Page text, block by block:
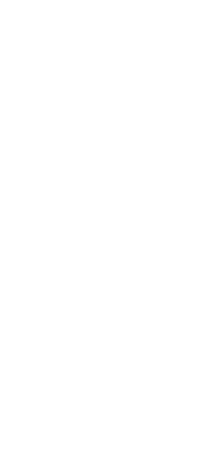
l’offriraient en rançon.
rendement de compte
هو اعمى انما يتذكر اولو
ٱلْحَقُّ كَمَنْ هُوَ
Celui qui sait que ce
Seigneur est la vérité,
gens doués